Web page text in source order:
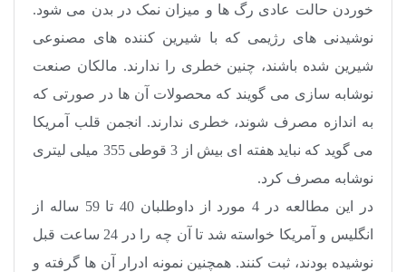
خوردن حالت عادی رگ‌ ها و میزان نمک در بدن می‌ شود.
نوشیدنی ‌های رژیمی که با شیرین کننده‌ های مصنوعی
شیرین شده باشند، چنین خطری را ندارند. مالکان صنعت
نوشابه ‌سازی می‌ گویند که محصولات آن ها در صورتی که
به اندازه مصرف شوند، خطری ندارند. انجمن قلب آمریکا
می‌ گوید که نباید هفته ‌ای بیش از 3 قوطی 355 میلی لیتری
نوشابه مصرف کرد.
در این مطالعه در 4 مورد از داوطلبان 40 تا 59 ساله از
انگلیس و آمریکا خواسته شد تا آن چه را در 24 ساعت قبل
نوشیده بودند، ثبت کنند. همچنین نمونه ادرار آن ها گرفته و